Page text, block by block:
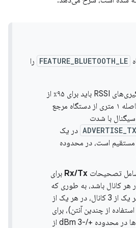
FEATURE_BLUETOOTH_LE را
[C-10-1] اندازه‌گیری‌های RSSI باید برای ۹۵٪ از
اندازه‌گیری‌ها در فاصله ۱ متری از دستگاه مرجع
با شدت
در یک
است، در محدوده
Rx/Tx برای
هر کانال باشد، به طوری که
اندازه‌گیری‌ها در هر یک از 3 کانال، در هر یک از
از چندین آنتن)، برای
95٪ از اندازه‌گیری‌ها در محدوده +/-3 dBm از